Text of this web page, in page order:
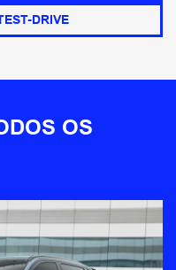
DRIVE
OS